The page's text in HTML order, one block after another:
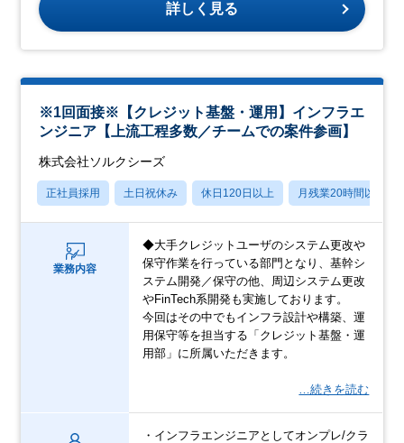
詳しく見る
※1回面接※【クレジット基盤・運用】インフラエ
ンジニア【上流工程多数／チームでの案件参画】
株式会社ソルクシーズ
正社員採用 土日祝休み 休日120日以上 月残業20時間以内
業務内容
◆大手クレジットユーザのシステム更改や
保守作業を行っている部門となり、基幹シ
ステム開発／保守の他、周辺システム更改
やFinTech系開発も実施しております。
今回はその中でもインフラ設計や構築、運
用保守等を担当する「クレジット基盤・運
用部」に所属いただきます。
…続きを読む
・インフラエンジニアとしてオンプレ/クラ